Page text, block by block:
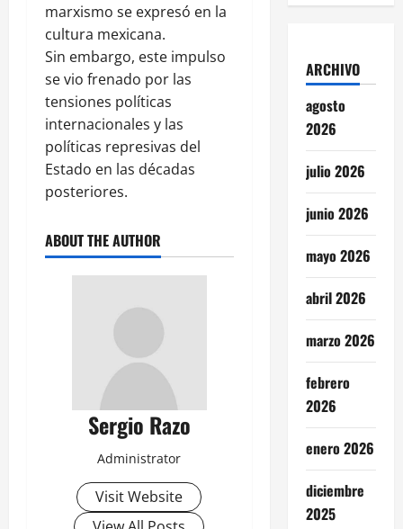
marxismo se expresó en la
cultura mexicana.
Sin embargo, este impulso
se vio frenado por las
tensiones políticas
internacionales y las
políticas represivas del
Estado en las décadas
posteriores.
ABOUT THE AUTHOR
Sergio Razo
Administrator
Visit Website
ARCHIVO
agosto
2026
julio 2026
junio 2026
mayo 2026
abril 2026
marzo 2026
febrero
2026
enero 2026
diciembre
2025